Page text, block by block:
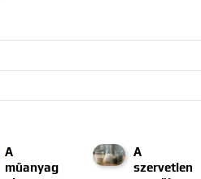
A
műanyag
A
szervetlen